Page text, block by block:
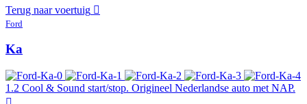
Terug naar voertuig
Ford
Ka
1.2 Cool & Sound start/stop. Origineel Nederlandse auto met NAP.